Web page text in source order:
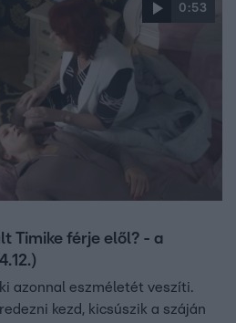
0:53
Timike férje elől? - a
azonnal eszméletét veszíti.
kezd, kicsúszik a száján